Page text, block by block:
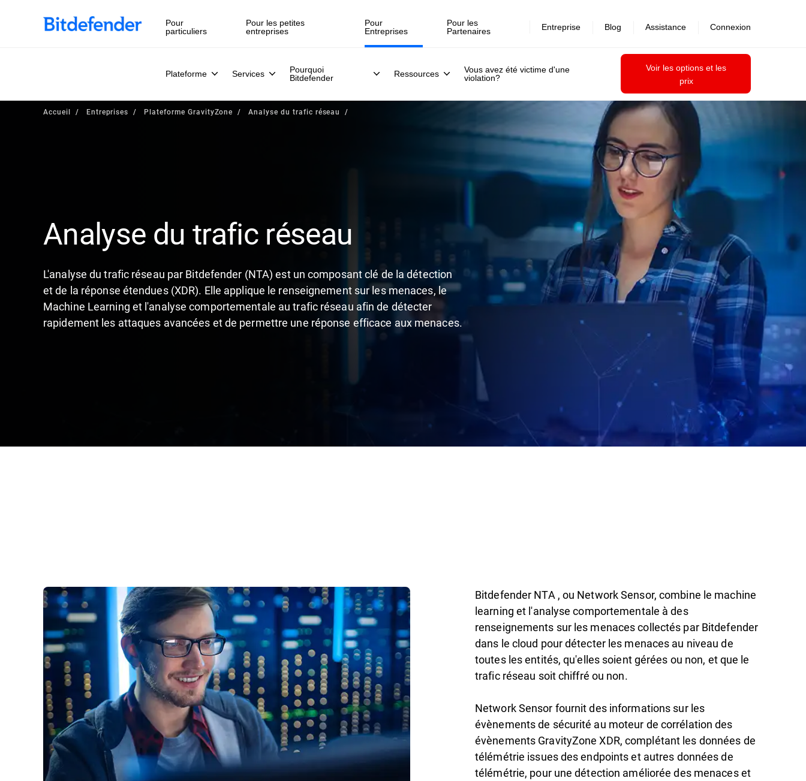
Pour
particuliers
Pour les petites
entreprises
Pour
Entreprises
Plateforme Services
Pourquoi
Bitdefender
Ressources
Vous avez été victime d'une
violation?
Voir les options et les
prix
Pour les
Partenaires
Entreprise Blog Assistance Connexion
Accueil Entreprises Plateforme GravityZone Analyse du trafic réseau
Analyse du trafic réseau
L'analyse du trafic réseau par Bitdefender (NTA) est un composant clé de la détection
et de la réponse étendues (XDR). Elle applique le renseignement sur les menaces, le
Machine Learning et l'analyse comportementale au trafic réseau afin de détecter
rapidement les attaques avancées et de permettre une réponse efficace aux menaces.
Bitdefender NTA , ou Network Sensor, combine le machine
learning et l'analyse comportementale à des
renseignements sur les menaces collectés par Bitdefender
dans le cloud pour détecter les menaces au niveau de
toutes les entités, qu'elles soient gérées ou non, et que le
trafic réseau soit chiffré ou non.
Network Sensor fournit des informations sur les
évènements de sécurité au moteur de corrélation des
évènements GravityZone XDR, complétant les données de
télémétrie issues des endpoints et autres données de
télémétrie, pour une détection améliorée des menaces et